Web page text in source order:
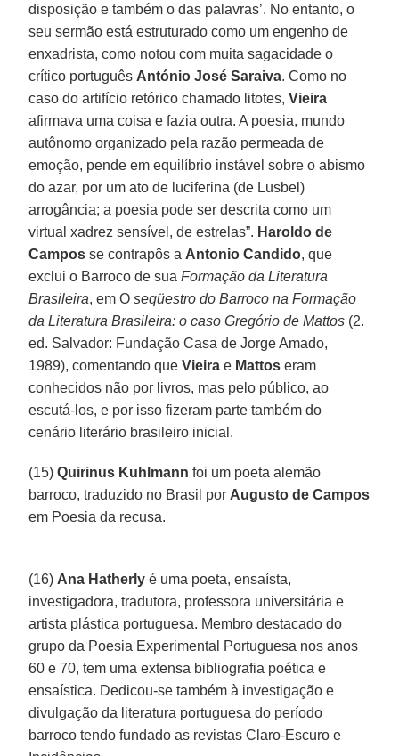
disposição e também o das palavras’. No entanto, o
seu sermão está estruturado como um engenho de
enxadrista, como notou com muita sagacidade o
crítico português António José Saraiva. Como no
caso do artifício retórico chamado litotes,Vieira
afirmava uma coisa e fazia outra. A poesia, mundo
autônomo organizado pela razão permeada de
emoção, pende em equilíbrio instável sobre o abismo
do azar, por um ato de luciferina (de Lusbel)
arrogância; a poesia pode ser descrita como um
virtual xadrez sensível, de estrelas”. Haroldo de
Campos se contrapôs a Antonio Candido, que
exclui o Barroco de suaFormação da Literatura
Brasileira, em O seqüestro do Barroco na Formação
da Literatura Brasileira: o caso Gregório de Mattos (2.
ed. Salvador: Fundação Casa de Jorge Amado,
1989), comentando queVieirae Mattos eram
conhecidos não por livros, mas pelo público, ao
escutá-los, e por isso fizeram parte também do
cenário literário brasileiro inicial.
(15)Quirinus Kuhlmann foi um poeta alemão
barroco, traduzido no Brasil por Augusto de Campos
em Poesia da recusa.
(16) Ana Hatherly é uma poeta, ensaísta,
investigadora, tradutora, professora universitária e
artista plástica portuguesa. Membro destacado do
grupo da Poesia Experimental Portuguesa nos anos
60 e 70, tem uma extensa bibliografia poética e
ensaística. Dedicou-se também à investigação e
divulgação da literatura portuguesa do período
barroco tendo fundado as revistas Claro-Escuro e